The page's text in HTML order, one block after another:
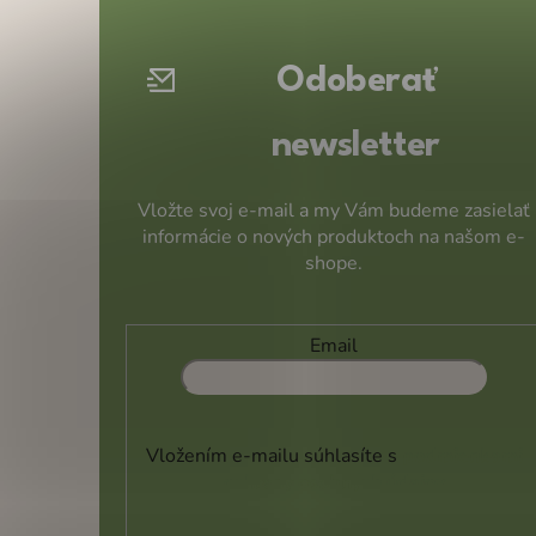
Odoberať
newsletter
Vložte svoj e-mail a my Vám budeme zasielať
informácie o nových produktoch na našom e-
shope.
Email
Vložením e-mailu súhlasíte s